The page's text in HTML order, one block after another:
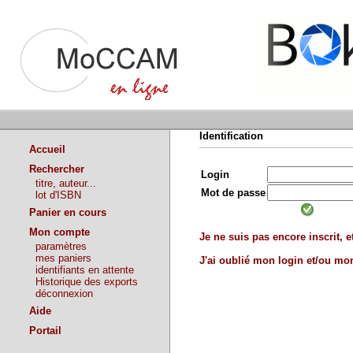
Accueil
Rechercher
titre, auteur...
lot d'ISBN
Panier en cours
Mon compte
paramètres
mes paniers
identifiants en attente
Historique des exports
déconnexion
Aide
Portail
Identification
Login
Mot de passe
Je ne suis pas encore inscrit,
J'ai oublié mon login et/ou